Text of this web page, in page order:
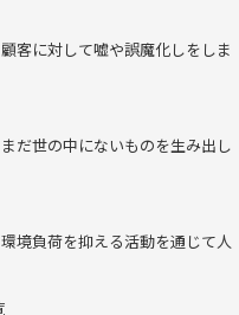
切な端末を守ります。また、
います。
が容易です。フタが勝手に開
す。
ンド機構
置のスタンド機構が付いてい
ながらも機能性も兼ね備えて
客に対して嘘や誤魔化しをしま
だ世の中にないものを生み出し
境負荷を抑える活動を通じて人